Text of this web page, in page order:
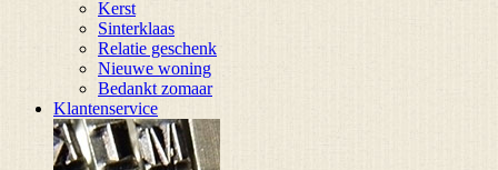
Kerst
Sinterklaas
Relatie geschenk
Nieuwe woning
Bedankt zomaar
Klantenservice